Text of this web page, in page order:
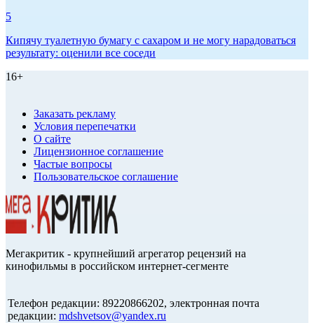
5
Кипячу туалетную бумагу с сахаром и не могу нарадоваться
результату: оценили все соседи
16+
Заказать рекламу
Условия перепечатки
О сайте
Лицензионное соглашение
Частые вопросы
Пользовательское соглашение
Мегакритик - крупнейший агрегатор рецензий на
кинофильмы в российском интернет-сегменте
Телефон редакции: 89220866202, электронная почта
редакции: mdshvetsov@yandex.ru